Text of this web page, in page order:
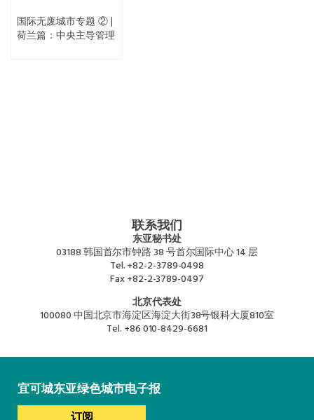
国际无废城市专题 ② |
荷兰篇：中央主导管理
联系我们
东亚秘书处
03188 韩国首尔市钟路 38 号首尔国际中心 14 层
Tel.+82-2-3789-0498
Fax+82-2-3789-0497
北京代表处
100080 中国北京市海淀区海淀大街38号银科大厦810室
Tel. +86 010-8429-6681
宜可城东亚绿色城市电子报